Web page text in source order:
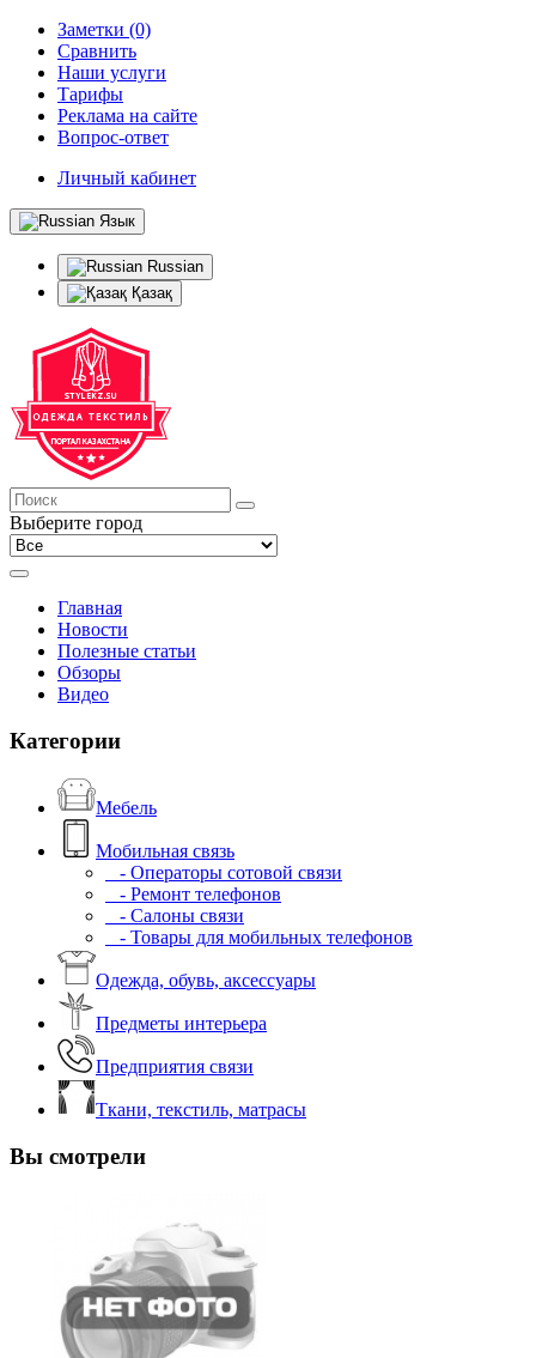
Заметки (0)
Сравнить
Наши услуги
Тарифы
Реклама на сайте
Вопрос-ответ
Личный кабинет
Язык
Russian
Қазақ
Выберите город
Главная
Новости
Полезные статьи
Обзоры
Видео
Категории
Мебель
Мобильная связь
- Операторы сотовой связи
- Ремонт телефонов
- Салоны связи
- Товары для мобильных телефонов
Одежда, обувь, аксессуары
Предметы интерьера
Предприятия связи
Ткани, текстиль, матрасы
Вы смотрели